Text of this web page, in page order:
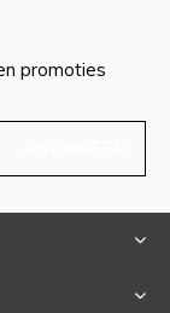
promoties